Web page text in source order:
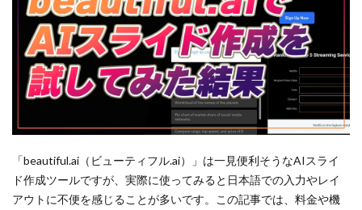
「beautiful.ai（ビューティフル.ai）」は一見便利そうなAIスライ
ド作成ツールですが、実際に使ってみると日本語での入力やレイ
アウトに不便を感じることが多いです。この記事では、料金や機